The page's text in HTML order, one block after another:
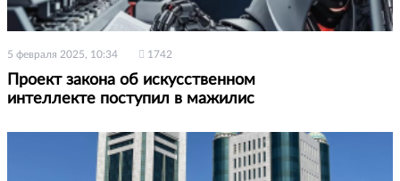
5 февраля 2025, 10:34 1742
Проект закона об искусственном
интеллекте поступил в мажилис